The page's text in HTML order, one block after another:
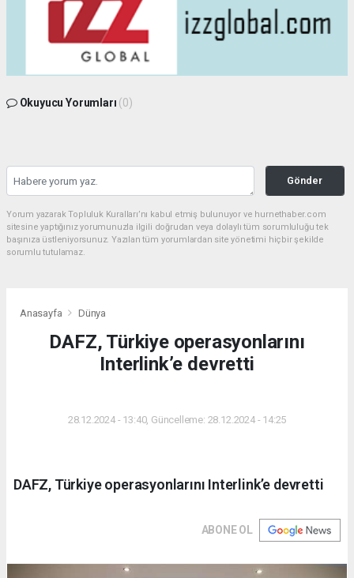
Okuyucu Yorumları (0)
Gönder
Yorum yazarak Topluluk Kuralları’nı kabul etmiş bulunuyor ve hurnethaber.com
sitesine yaptığınız yorumunuzla ilgili doğrudan veya dolaylı tüm sorumluluğu tek
başınıza üstleniyorsunuz. Yazılan tüm yorumlardan site yönetimi hiçbir şekilde
sorumlu tutulamaz.
Anasayfa Dünya
DAFZ, Türkiye operasyonlarını
Interlink’e devretti
28.12.2024 - 13:40, Güncelleme: 28.12.2024 - 14:25
DAFZ, Türkiye operasyonlarını Interlink’e devretti
ABONE OL